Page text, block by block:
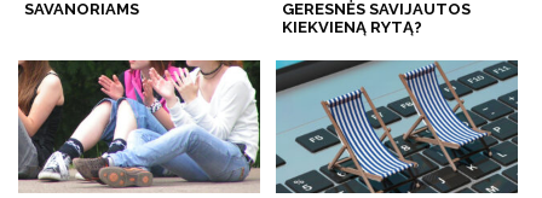
SAVANORIAMS
GERESNĖS SAVIJAUTOS
KIEKVIENĄ RYTĄ?